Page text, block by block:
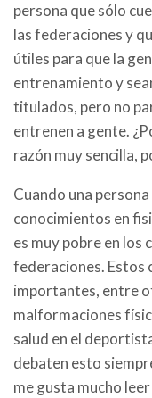
persona que sólo
las federaciones y
útiles para que la
entrenamiento y
titulados, pero no
entrenen a gente.
razón muy sencilla,
Cuando una
conocimientos en
es muy pobre en los
federaciones. Estos
importantes, entre
malformaciones
salud en el
debaten esto
me gusta mucho